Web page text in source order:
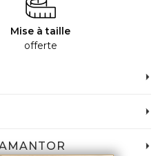
Mise à taille
offerte